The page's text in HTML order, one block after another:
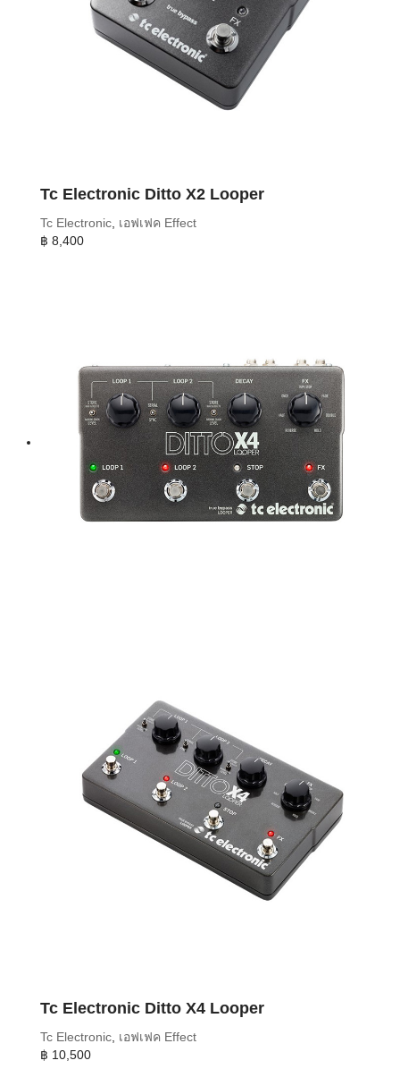
Tc Electronic Ditto X2 Looper
Tc Electronic เอฟเฟค Effect
฿ 8,400
Tc Electronic Ditto X4 Looper
Tc Electronic เอฟเฟค Effect
฿ 10,500